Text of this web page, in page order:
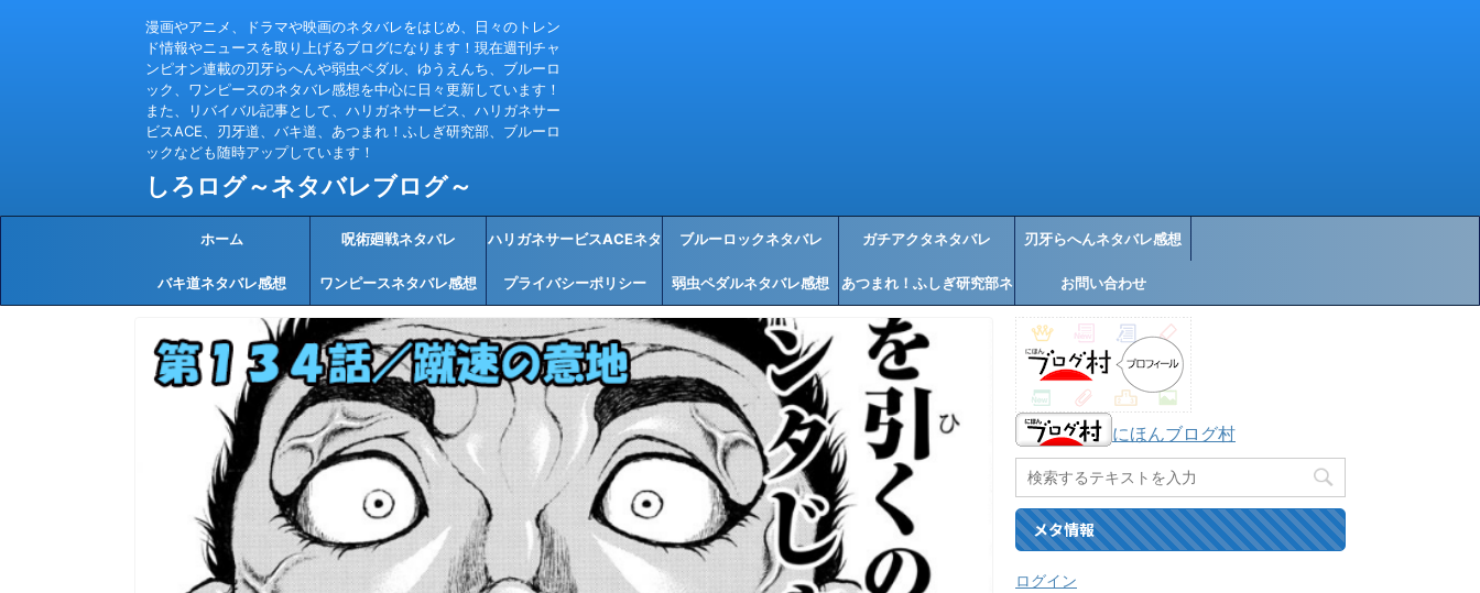
漫画やアニメ、ドラマや映画のネタバレをはじめ、日々のトレン
ド情報やニュースを取り上げるブログになります！現在週刊チャ
ンピオン連載の刃牙らへんや弱虫ペダル、ゆうえんち、ブルーロ
ック、ワンピースのネタバレ感想を中心に日々更新しています！
また、リバイバル記事として、ハリガネサービス、ハリガネサー
ビスACE、刃牙道、バキ道、あつまれ！ふしぎ研究部、ブルーロ
ックなども随時アップしています！
しろログ～ネタバレブログ～
ホーム 呪術廻戦ネタバレ ハリガネサービスACEネタ
バレ感想
ブルーロックネタバレ ガチアクタネタバレ 刃牙らへんネタバレ感想
バキ道ネタバレ感想 ワンピースネタバレ感想 プライバシーポリシー 弱虫ペダルネタバレ感想 あつまれ！ふしぎ研究部ネ
タバレ感想
お問い合わせ
にほんブログ村
メタ情報
ログイン